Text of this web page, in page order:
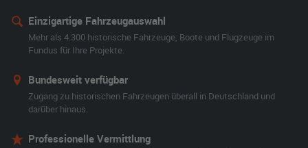
Einzigartige Fahrzeugauswahl
Mehr als 4.300 historische Fahrzeuge, Boote und Flugzeuge im
Fundus für Ihre Projekte.
Bundesweit verfügbar
Zugang zu historischen Fahrzeugen überall in Deutschland und
darüber hinaus.
Professionelle Vermittlung